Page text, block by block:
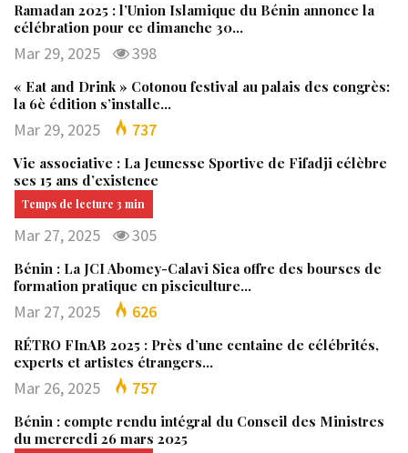
Ramadan 2025 : l’Union Islamique du Bénin annonce la
célébration pour ce dimanche 30…
Mar 29, 2025 398
« Eat and Drink » Cotonou festival au palais des congrès:
la 6è édition s’installe…
Mar 29, 2025 737
Vie associative : La Jeunesse Sportive de Fifadji célèbre
ses 15 ans d’existence
Mar 27, 2025 305
Bénin : La JCI Abomey-Calavi Sica offre des bourses de
formation pratique en pisciculture…
Mar 27, 2025 626
RÉTRO FInAB 2025 : Près d’une centaine de célébrités,
experts et artistes étrangers…
Mar 26, 2025 757
Bénin : compte rendu intégral du Conseil des Ministres
du mercredi 26 mars 2025